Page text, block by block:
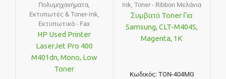
Πολυμηχανήματα
Εκτυπωτές & Toner-Ink
Εκτυπωτικά - Fax
HP Used Printer
LaserJet Pro 400
M401dn, Mono, Low
Toner
Ink ,Toner - Ribbon Μελάνια
Συμβατό Toner Για
Samsung, CLT-M404S,
Magenta, 1K
Κωδικός: TON-404MG